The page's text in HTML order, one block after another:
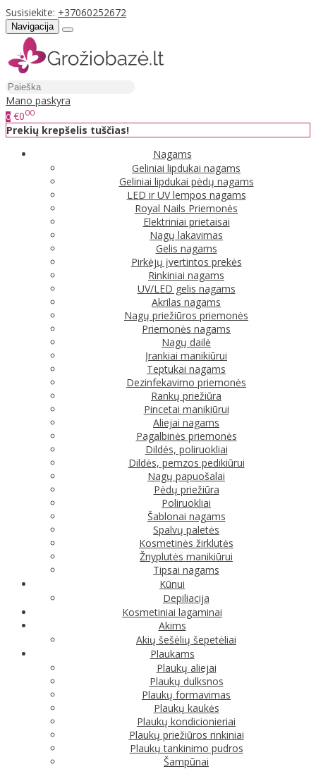
Susisiekite: +37060252672
Navigacija
Mano paskyra
0 €000
Prekių krepšelis tuščias!
Nagams
Geliniai lipdukai nagams
Geliniai lipdukai pėdų nagams
LED ir UV lempos nagams
Royal Nails Priemonės
Elektriniai prietaisai
Nagų lakavimas
Gelis nagams
Pirkėjų įvertintos prekės
Rinkiniai nagams
UV/LED gelis nagams
Akrilas nagams
Nagų priežiūros priemonės
Priemonės nagams
Nagų dailė
Įrankiai manikiūrui
Teptukai nagams
Dezinfekavimo priemonės
Rankų priežiūra
Pincetai manikiūrui
Aliejai nagams
Pagalbinės priemonės
Dildės, poliruokliai
Dildės, pemzos pedikiūrui
Nagų papuošalai
Pėdų priežiūra
Poliruokliai
Šablonai nagams
Spalvų paletės
Kosmetinės žirklutės
Žnyplutės manikiūrui
Tipsai nagams
Kūnui
Depiliacija
Kosmetiniai lagaminai
Akims
Akių šešėlių šepetėliai
Plaukams
Plaukų aliejai
Plaukų dulksnos
Plaukų formavimas
Plaukų kaukės
Plaukų kondicionieriai
Plaukų priežiūros rinkiniai
Plaukų tankinimo pudros
Šampūnai